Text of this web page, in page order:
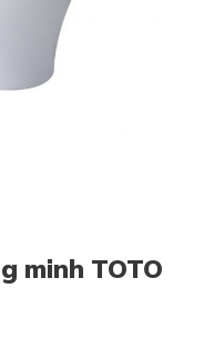
minh TOTO